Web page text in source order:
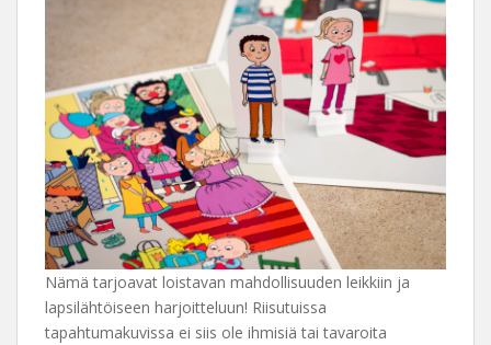
Nämä tarjoavat loistavan mahdollisuuden leikkiin ja
lapsilähtöiseen harjoitteluun! Riisutuissa
tapahtumakuvissa ei siis ole ihmisiä tai tavaroita